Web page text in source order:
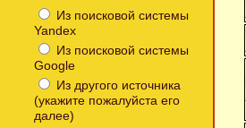
Из поисковой системы
Yandex
Из поисковой системы
Google
Из другого источника
(укажите пожалуйста его
далее)